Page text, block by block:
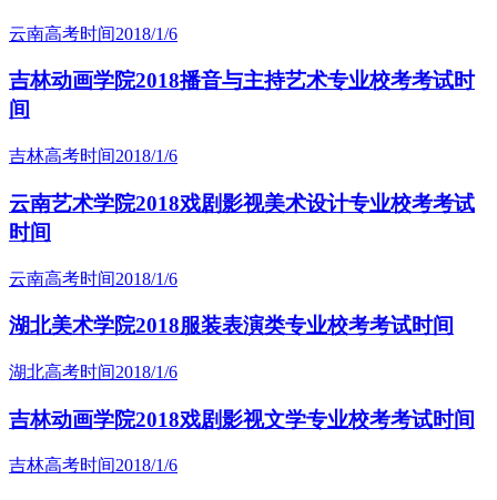
云南高考时间2018/1/6
吉林动画学院2018播音与主持艺术专业校考考试时
间
吉林高考时间2018/1/6
云南艺术学院2018戏剧影视美术设计专业校考考试
时间
云南高考时间2018/1/6
湖北美术学院2018服装表演类专业校考考试时间
湖北高考时间2018/1/6
吉林动画学院2018戏剧影视文学专业校考考试时间
吉林高考时间2018/1/6